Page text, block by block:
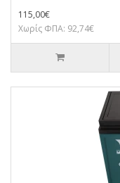
115,00€
Χωρίς ΦΠΑ: 92,74€